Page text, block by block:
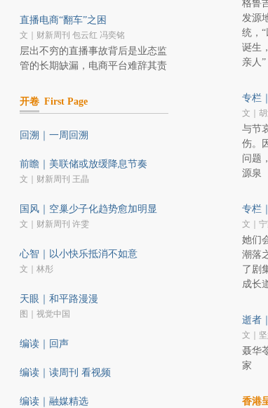
直播电商“翻车”之困
文｜财新周刊 包云红 冯奕铭
层出不穷的直播事故背后是业态监
管的长期缺漏，电商平台难辞其责
开卷 First Page
回溯｜一周回溯
前瞻｜美联储或放缓降息节奏
文｜财新周刊 王晶
国风｜空巢少子化趋势愈加明显
文｜财新周刊 许雯
心智｜以小快乐抵消不如意
文｜林彤
天眼｜和平路漫漫
图｜视觉中国
编读｜回声
编读｜读周刊 看视频
编读｜融媒精选
格鲁
发源
统，
诞生
亲人”
专栏
文｜
与节
伤。
问题
源泉
专栏
文｜
她们
潮落
了剧
成长
逝者
文｜
聂华
家
香港